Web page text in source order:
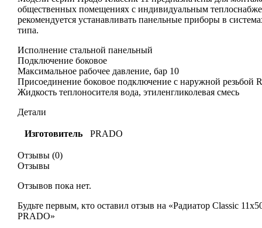
общественных помещениях с индивидуальным
рекомендуется устанавливать панельные приборы в
типа.
Исполнение стальной панельный
Подключение боковое
Максимальное рабочее давление, бар 10
Присоединение боковое подключение с наружной резьбой
Жидкость теплоносителя вода, этиленгликолевая смесь
Детали
Изготовитель PRADO
Отзывы (0)
Отзывы
Отзывов пока нет.
Будьте первым, кто оставил отзыв на «Радиатор Classic
PRADO»